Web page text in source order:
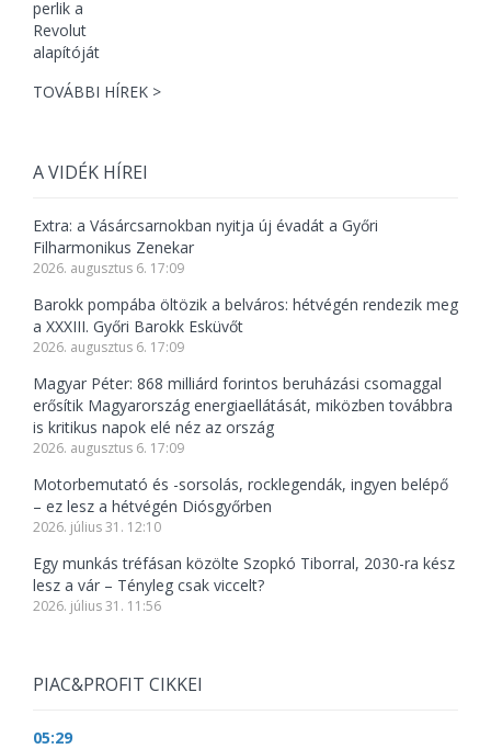
TOVÁBBI HÍREK >
A VIDÉK HÍREI
Extra: a Vásárcsarnokban nyitja új évadát a Győri
Filharmonikus Zenekar
2026. augusztus 6. 17:09
Barokk pompába öltözik a belváros: hétvégén rendezik meg
a XXXIII. Győri Barokk Esküvőt
2026. augusztus 6. 17:09
Magyar Péter: 868 milliárd forintos beruházási csomaggal
erősítik Magyarország energiaellátását, miközben továbbra
is kritikus napok elé néz az ország
2026. augusztus 6. 17:09
Motorbemutató és -sorsolás, rocklegendák, ingyen belépő
– ez lesz a hétvégén Diósgyőrben
2026. július 31. 12:10
Egy munkás tréfásan közölte Szopkó Tiborral, 2030-ra kész
lesz a vár – Tényleg csak viccelt?
2026. július 31. 11:56
PIAC&PROFIT CIKKEI
05:29